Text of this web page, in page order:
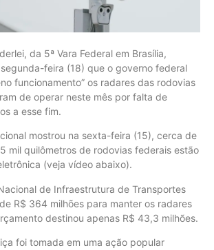
da 5ª Vara Federal em Brasília,
feira (18) que o governo federal
funcionamento” os radares das rodovias
de operar neste mês por falta de
a esse fim.
mostrou na sexta-feira (15), cerca de
mil quilômetros de rodovias federais estão
(veja vídeo abaixo).
de Infraestrutura de Transportes
R$ 364 milhões para manter os radares
destinou apenas R$ 43,3 milhões.
foi tomada em uma ação popular